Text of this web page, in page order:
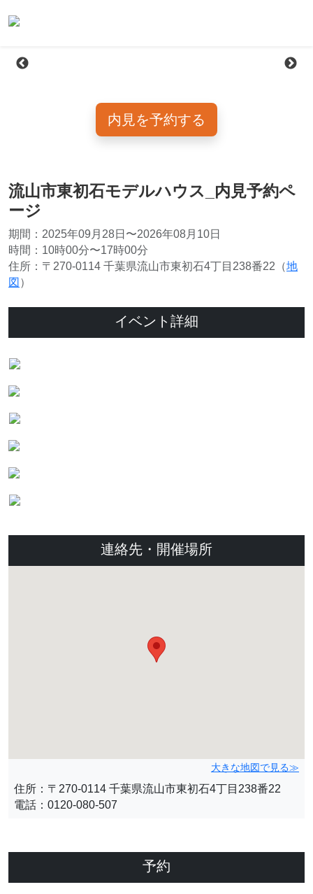
内見を予約する
流山市東初石モデルハウス_内見予約ペ
ージ
期間：2025年09月28日〜2026年08月10日
時間：10時00分〜17時00分
住所：〒270-0114 千葉県流山市東初石4丁目238番22（地
図 ）
イベント詳細
連絡先・開催場所
大きな地図で見る≫
住所：〒270-0114 千葉県流山市東初石4丁目238番22
電話：0120-080-507
予約